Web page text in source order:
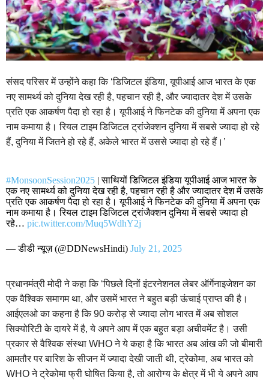
संसद परिसर में उन्होंने कहा कि ‘डिजिटल इंडिया, यूपीआई आज भारत के एक
नए सामर्थ्य को दुनिया देख रही है, पहचान रही है, और ज्यादातर देश में उसके
प्रति एक आकर्षण पैदा हो रहा है। यूपीआई ने फिनटेक की दुनिया में अपना एक
नाम कमाया है। रियल टाइम डिजिटल ट्रांजेक्शन दुनिया में सबसे ज्यादा हो रहे
हैं, दुनिया में जितने हो रहे हैं, अकेले भारत में उससे ज्यादा हो रहे हैं।’
#MonsoonSession2025 | साथियों डिजिटल इंडिया यूपीआई आज भारत के
एक नए सामर्थ्य को दुनिया देख रही है, पहचान रही है और ज्यादातर देश में उसके
प्रति एक आकर्षण पैदा हो रहा है। यूपीआई ने फिनटेक की दुनिया में अपना एक
नाम कमाया है। रियल टाइम डिजिटल ट्रांजैक्शन दुनिया में सबसे ज्यादा हो
रहे… pic.twitter.com/Muq5WdhY2j
— डीडी न्यूज़ (@DDNewsHindi) July 21, 2025
प्रधानमंत्री मोदी ने कहा कि ‘पिछले दिनों इंटरनेशनल लेबर ऑर्गेनाइजेशन का
एक वैश्विक समागम था, और उसमें भारत ने बहुत बड़ी ऊंचाई प्राप्त की है।
आईएलओ का कहना है कि 90 करोड़ से ज्यादा लोग भारत में अब सोशल
सिक्योरिटी के दायरे में है, ये अपने आप में एक बहुत बड़ा अचीवमेंट है। उसी
प्रकार से वैश्विक संस्था WHO ने ये कहा है कि भारत अब आंख की जो बीमारी
आमतौर पर बारिश के सीजन में ज्यादा देखी जाती थी, ट्रेकोमा, अब भारत को
WHO ने ट्रेकोमा फ्री घोषित किया है, तो आरोग्य के क्षेत्र में भी ये अपने आप